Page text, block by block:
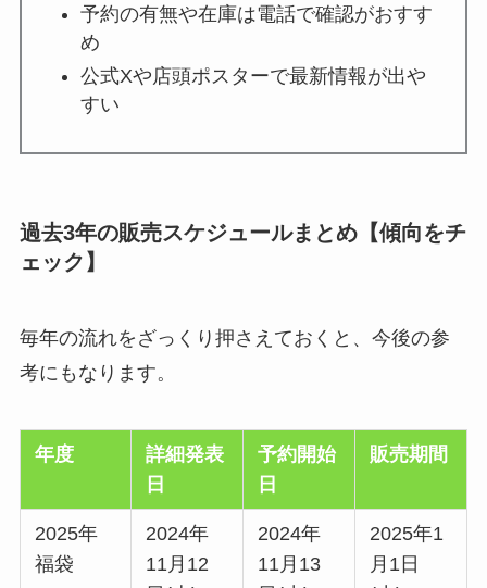
予約の有無や在庫は電話で確認がおすす
め
公式Xや店頭ポスターで最新情報が出や
すい
過去3年の販売スケジュールまとめ【傾向をチ
ェック】
毎年の流れをざっくり押さえておくと、今後の参
考にもなります。
年度
詳細発表
日
予約開始
日
販売期間
2025年
福袋
2024年
11月12
2024年
11月13
2025年1
月1日